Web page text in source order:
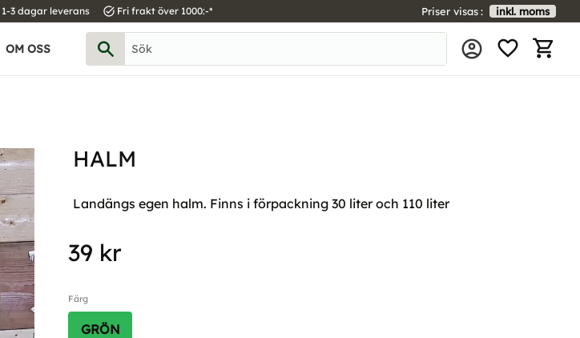
1-3 dagar leverans task_alt Fri frakt över 1000:-* Priser visas inkl. moms
OM OSS
HALM
Landängs egen halm. Finns i förpackning 30 liter och 110 liter
39 kr
Färg
GRÖN